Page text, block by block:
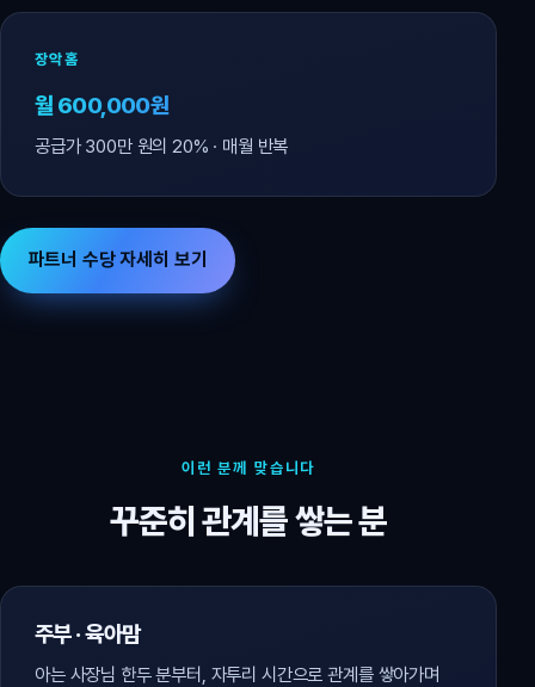
장악홈
월 600,000원
공급가 300만 원의 20% · 매월 반복
파트너 수당 자세히 보기
이런 분께 맞습니다
꾸준히 관계를 쌓는 분
주부 · 육아맘
아는 사장님 한두 분부터, 자투리 시간으로 관계를 쌓아가며